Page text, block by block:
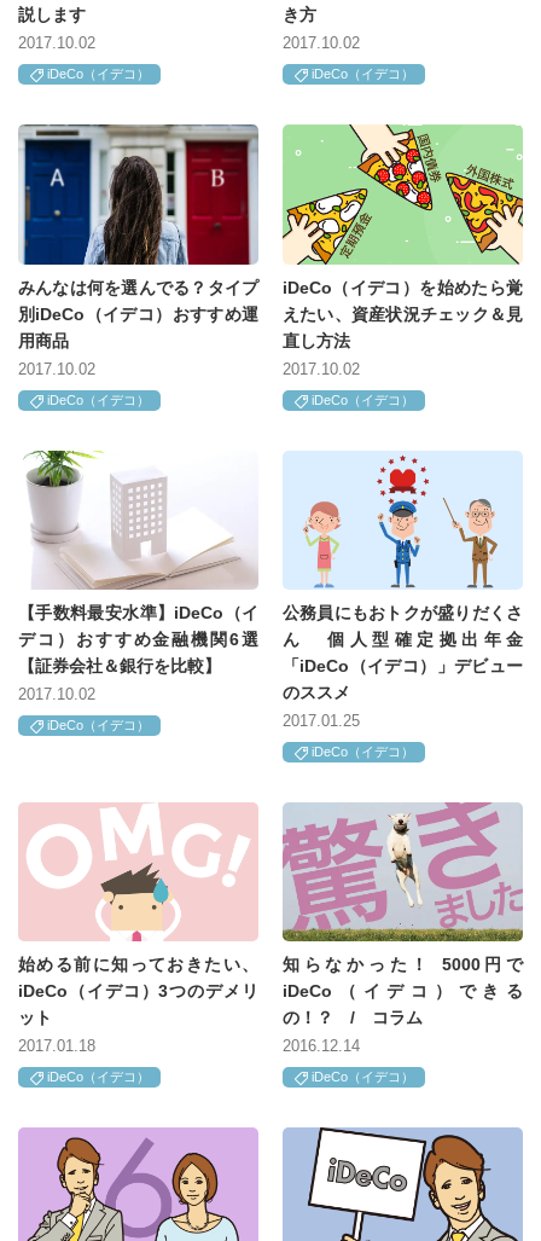
説します
2017.10.02
iDeCo（イデコ）
き方
2017.10.02
iDeCo（イデコ）
みんなは何を選んでる？タイプ
別iDeCo（イデコ）おすすめ運
用商品
2017.10.02
iDeCo（イデコ）
iDeCo（イデコ）を始めたら覚
えたい、資産状況チェック＆見
直し方法
2017.10.02
iDeCo（イデコ）
【手数料最安水準】iDeCo（イ
デコ）おすすめ金融機関6選
【証券会社＆銀行を比較】
2017.10.02
iDeCo（イデコ）
公務員にもおトクが盛りだくさ
ん 個人型確定拠出年金
「iDeCo（イデコ）」デビュー
のススメ
2017.01.25
iDeCo（イデコ）
始める前に知っておきたい、
iDeCo（イデコ）3つのデメリ
ット
2017.01.18
iDeCo（イデコ）
知らなかった！ 5000円で
iDeCo（イデコ）できる
の！？ / コラム
2016.12.14
iDeCo（イデコ）